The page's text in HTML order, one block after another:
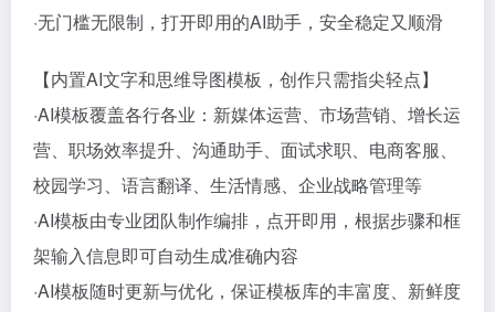
·无门槛无限制，打开即用的AI助手，安全稳定又顺滑
【内置AI文字和思维导图模板，创作只需指尖轻点】
·AI模板覆盖各行各业：新媒体运营、市场营销、增长运
营、职场效率提升、沟通助手、面试求职、电商客服、
校园学习、语言翻译、生活情感、企业战略管理等
·AI模板由专业团队制作编排，点开即用，根据步骤和框
架输入信息即可自动生成准确内容
·AI模板随时更新与优化，保证模板库的丰富度、新鲜度